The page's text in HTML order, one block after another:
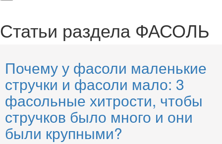
Статьи раздела ФАСОЛЬ
Почему у фасоли маленькие
стручки и фасоли мало: 3
фасольные хитрости, чтобы
стручков было много и они
были крупными?